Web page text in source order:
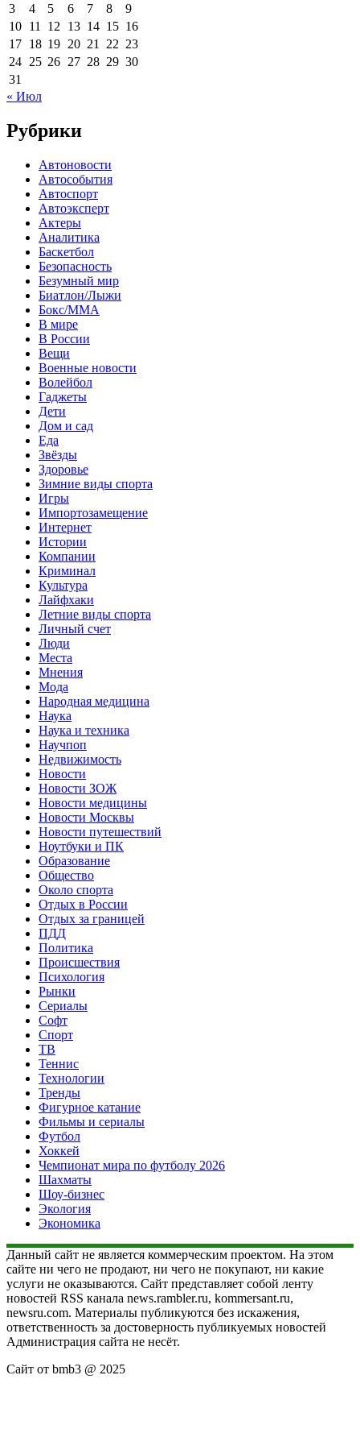
3
4 5 6 7 8
9
10 11 12 13 14 15 16
17 18 19 20 21 22 23
24 25 26 27 28 29 30
31
« Июл
Рубрики
Автоновости
Автособытия
Автоспорт
Автоэксперт
Актеры
Аналитика
Баскетбол
Безопасность
Безумный мир
Биатлон/Лыжи
Бокс/MMA
В мире
В России
Вещи
Военные новости
Волейбол
Гаджеты
Дети
Дом и сад
Еда
Звёзды
Здоровье
Зимние виды спорта
Игры
Импортозамещение
Интернет
Истории
Компании
Криминал
Культура
Лайфхаки
Летние виды спорта
Личный счет
Люди
Места
Мнения
Мода
Народная медицина
Наука
Наука и техника
Научпоп
Недвижимость
Новости
Новости ЗОЖ
Новости медицины
Новости Москвы
Новости путешествий
Ноутбуки и ПК
Образование
Общество
Около спорта
Отдых в России
Отдых за границей
ПДД
Политика
Происшествия
Психология
Рынки
Сериалы
Софт
Спорт
ТВ
Теннис
Технологии
Тренды
Фигурное катание
Фильмы и сериалы
Футбол
Хоккей
Чемпионат мира по футболу 2026
Шахматы
Шоу-бизнес
Экология
Экономика
Данный сайт не является коммерческим проектом. На этом
сайте ни чего не продают, ни чего не покупают, ни какие
услуги не оказываются. Сайт представляет собой ленту
новостей RSS канала news.rambler.ru, kommersant.ru,
newsru.com. Материалы публикуются без искажения,
ответственность за достоверность публикуемых новостей
Администрация сайта не несёт.
Сайт от bmb3 @ 2025